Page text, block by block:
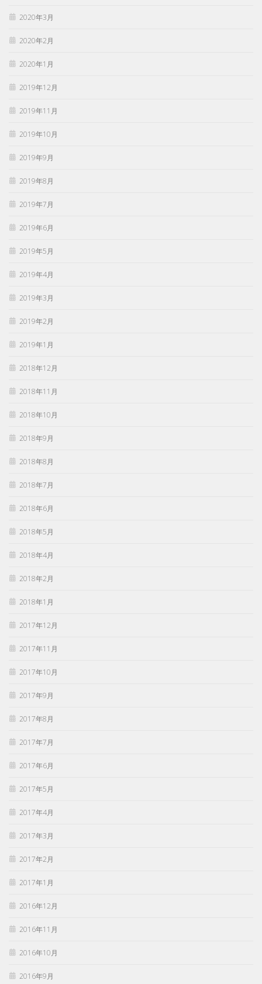
2020年3月
2020年2月
2020年1月
2019年12月
2019年11月
2019年10月
2019年9月
2019年8月
2019年7月
2019年6月
2019年5月
2019年4月
2019年3月
2019年2月
2019年1月
2018年12月
2018年11月
2018年10月
2018年9月
2018年8月
2018年7月
2018年6月
2018年5月
2018年4月
2018年2月
2018年1月
2017年12月
2017年11月
2017年10月
2017年9月
2017年8月
2017年7月
2017年6月
2017年5月
2017年4月
2017年3月
2017年2月
2017年1月
2016年12月
2016年11月
2016年10月
2016年9月